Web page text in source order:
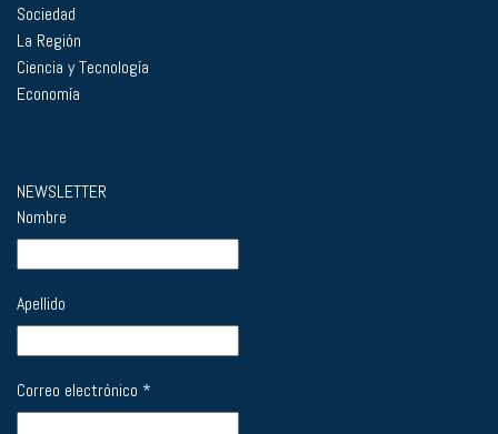
Sociedad
La Región
Ciencia y Tecnología
Economía
NEWSLETTER
Nombre
Apellido
Correo electrónico *